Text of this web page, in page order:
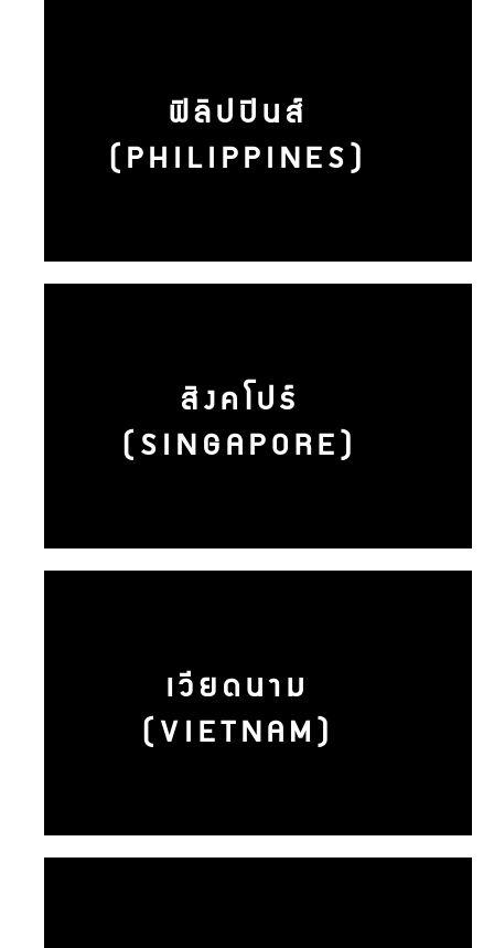
ฟิลิปปินส์
(PHILIPPINES)
สิงคโปร์
(SINGAPORE)
เวียดนาม
(VIETNAM)